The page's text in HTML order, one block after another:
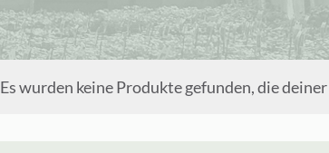
Es wurden keine Produkte gefunden, die